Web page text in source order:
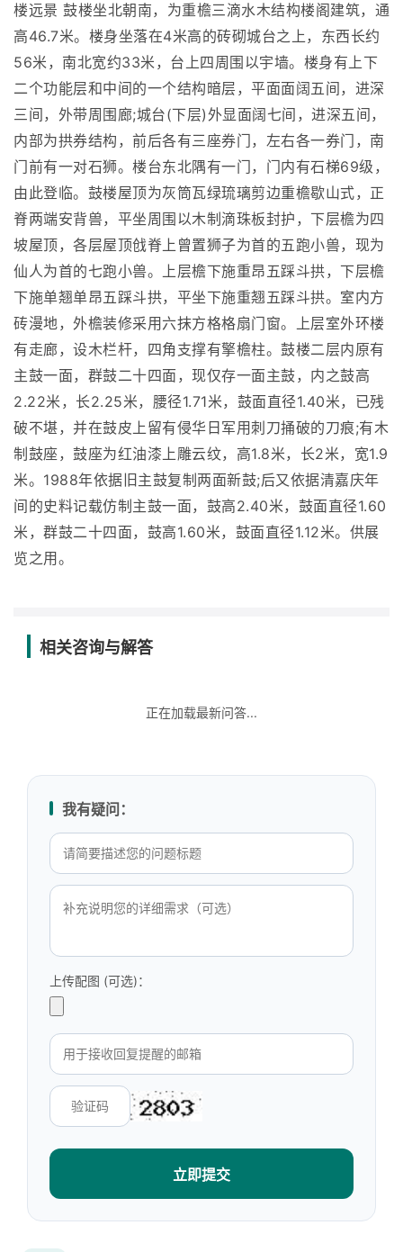
楼远景 鼓楼坐北朝南，为重檐三滴水木结构楼阁建筑，通
高46.7米。楼身坐落在4米高的砖砌城台之上，东西长约
56米，南北宽约33米，台上四周围以宇墙。楼身有上下
二个功能层和中间的一个结构暗层，平面面阔五间，进深
三间，外带周围廊;城台(下层)外显面阔七间，进深五间，
内部为拱券结构，前后各有三座券门，左右各一券门，南
门前有一对石狮。楼台东北隅有一门，门内有石梯69级，
由此登临。鼓楼屋顶为灰筒瓦绿琉璃剪边重檐歇山式，正
脊两端安背兽，平坐周围以木制滴珠板封护，下层檐为四
坡屋顶，各层屋顶戗脊上曾置狮子为首的五跑小兽，现为
仙人为首的七跑小兽。上层檐下施重昂五踩斗拱，下层檐
下施单翘单昂五踩斗拱，平坐下施重翘五踩斗拱。室内方
砖漫地，外檐装修采用六抹方格格扇门窗。上层室外环楼
有走廊，设木栏杆，四角支撑有擎檐柱。鼓楼二层内原有
主鼓一面，群鼓二十四面，现仅存一面主鼓，内之鼓高
2.22米，长2.25米，腰径1.71米，鼓面直径1.40米，已残
破不堪，并在鼓皮上留有侵华日军用刺刀捅破的刀痕;有木
制鼓座，鼓座为红油漆上雕云纹，高1.8米，长2米，宽1.9
米。1988年依据旧主鼓复制两面新鼓;后又依据清嘉庆年
间的史料记载仿制主鼓一面，鼓高2.40米，鼓面直径1.60
米，群鼓二十四面，鼓高1.60米，鼓面直径1.12米。供展
览之用。
相关咨询与解答
正在加载最新问答...
我有疑问：
上传配图 (可选)：
立即提交